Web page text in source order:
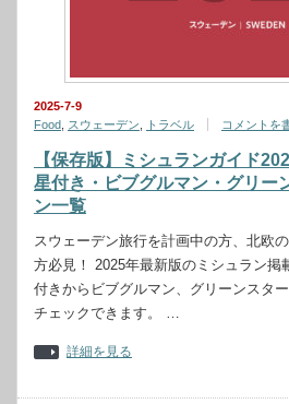
2025-7-9
Food スウェーデン トラベル コメントを
【保存版】ミシュランガイド
星付き・ビブグルマン・グリー
ン一覧
スウェーデン旅行を計画中の方、北欧
方必見！ 2025年最新版のミシュラン掲
付きからビブグルマン、グリーンスタ
チェックできます。 …
詳細を見る